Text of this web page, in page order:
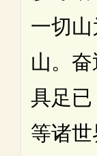
一切
山。
具足
等诸